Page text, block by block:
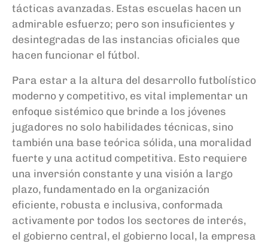
tácticas avanzadas. Estas escuelas hacen un
admirable esfuerzo; pero son insuficientes y
desintegradas de las instancias oficiales que
hacen funcionar el fútbol.
Para estar a la altura del desarrollo futbolístico
moderno y competitivo, es vital implementar un
enfoque sistémico que brinde a los jóvenes
jugadores no solo habilidades técnicas, sino
también una base teórica sólida, una moralidad
fuerte y una actitud competitiva. Esto requiere
una inversión constante y una visión a largo
plazo, fundamentado en la organización
eficiente, robusta e inclusiva, conformada
activamente por todos los sectores de interés,
el gobierno central, el gobierno local, la empresa